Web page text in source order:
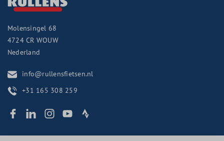
Molensingel 68
4724 CR WOUW
Nederland
info@rullensfietsen.nl
+31 165 308 259